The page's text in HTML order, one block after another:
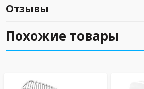
Отзывы
Похожие товары